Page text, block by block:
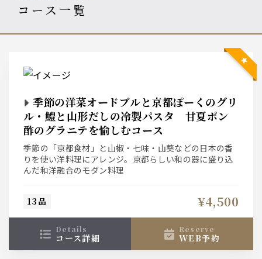
コース一覧
季節の洋菜オードブルと京都ぽーくのグリ
ル・鱧と山形だしの冷製パスタ 甘夏ポン
酢のグラニテを愉しむコース
季節の「京都食材」と山椒・七味・山葵などの日本の香
りを使い洋料理にアレンジ。京都らしい和の器に盛り込
んだ和洋融合のモダン料理
13品 ¥4,500
details
コース詳細
reserve
WEB予約